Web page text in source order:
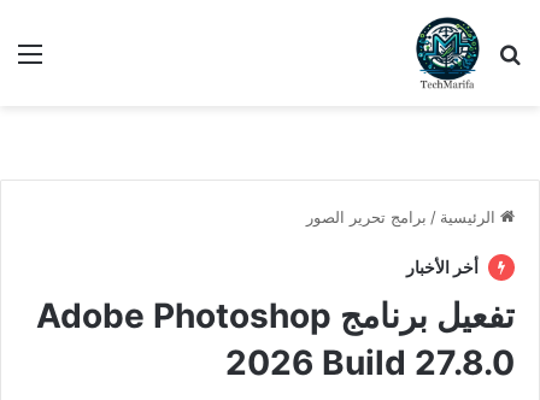
بحث عن
الرئيسية / برامج تحرير الصور
أخر الأخبار
تفعيل برنامج Adobe Photoshop
2026 Build 27.8.0